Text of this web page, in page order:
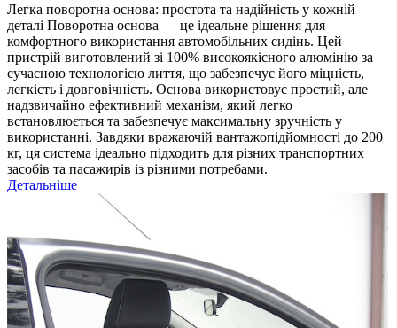
Легка поворотна основа: простота та надійність у кожній
деталі Поворотна основа — це ідеальне рішення для
комфортного використання автомобільних сидінь. Цей
пристрій виготовлений зі 100% високоякісного алюмінію за
сучасною технологією лиття, що забезпечує його міцність,
легкість і довговічність. Основа використовує простий, але
надзвичайно ефективний механізм, який легко
встановлюється та забезпечує максимальну зручність у
використанні. Завдяки вражаючій вантажопідйомності до 200
кг, ця система ідеально підходить для різних транспортних
засобів та пасажирів із різними потребами.
Детальніше